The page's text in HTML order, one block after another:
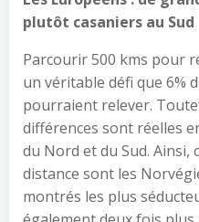
plutôt casaniers au Sud
Parcourir 500 kms pour
un véritable défi que 6%
pourraient relever.
différences sont réelles
du Nord et du Sud. Ainsi,
distance sont les
montrés les plus